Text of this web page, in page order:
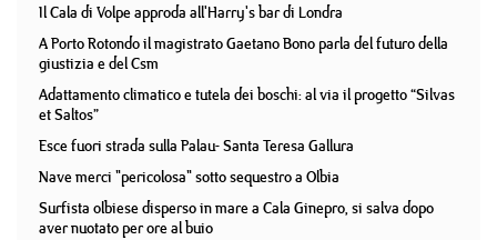
Il Cala di Volpe approda all'Harry's bar di Londra
A Porto Rotondo il magistrato Gaetano Bono parla del futuro della
giustizia e del Csm
Adattamento climatico e tutela dei boschi: al via il progetto “Silvas
et Saltos”
Esce fuori strada sulla Palau- Santa Teresa Gallura
Nave merci "pericolosa" sotto sequestro a Olbia
Surfista olbiese disperso in mare a Cala Ginepro, si salva dopo
aver nuotato per ore al buio